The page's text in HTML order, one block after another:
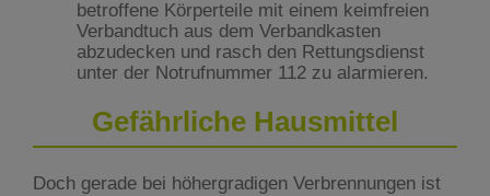
betroffene Körperteile mit einem keimfreien
Verbandtuch aus dem Verbandkasten
abzudecken und rasch den Rettungsdienst
unter der Notrufnummer 112 zu alarmieren.
Gefährliche Hausmittel
Doch gerade bei höhergradigen Verbrennungen ist